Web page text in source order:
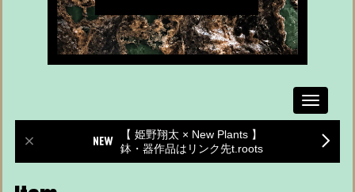
Toggle
【 姫野翔太 × New Plants 】
鉢・器作品はリンク先t.roots